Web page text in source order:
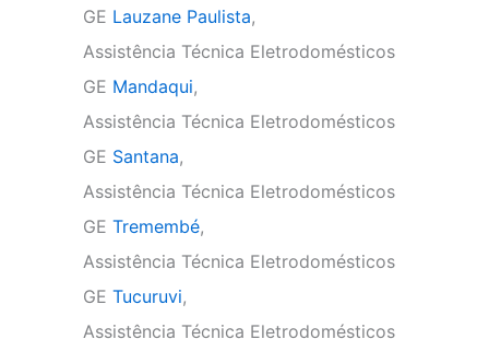
GE Lauzane Paulista,
Assistência Técnica Eletrodomésticos
GE Mandaqui,
Assistência Técnica Eletrodomésticos
GE Santana,
Assistência Técnica Eletrodomésticos
GE Tremembé,
Assistência Técnica Eletrodomésticos
GE Tucuruvi,
Assistência Técnica Eletrodomésticos